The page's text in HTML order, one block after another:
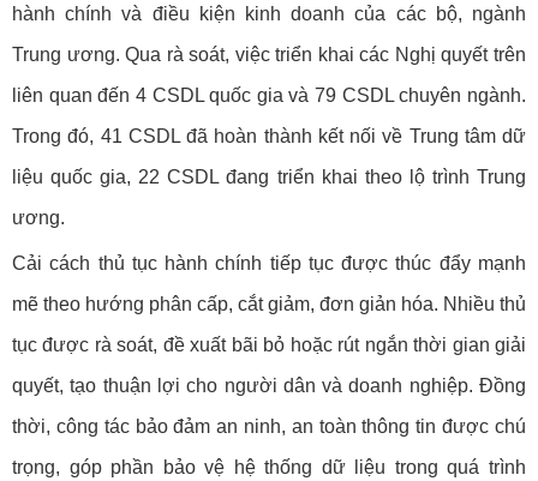
hành chính và điều kiện kinh doanh của các bộ, ngành
Trung ương. Qua rà soát, việc triển khai các Nghị quyết trên
liên quan đến 4 CSDL quốc gia và 79 CSDL chuyên ngành.
Trong đó, 41 CSDL đã hoàn thành kết nối về Trung tâm dữ
liệu quốc gia, 22 CSDL đang triển khai theo lộ trình Trung
ương.
Cải cách thủ tục hành chính tiếp tục được thúc đẩy mạnh
mẽ theo hướng phân cấp, cắt giảm, đơn giản hóa. Nhiều thủ
tục được rà soát, đề xuất bãi bỏ hoặc rút ngắn thời gian giải
quyết, tạo thuận lợi cho người dân và doanh nghiệp. Đồng
thời, công tác bảo đảm an ninh, an toàn thông tin được chú
trọng, góp phần bảo vệ hệ thống dữ liệu trong quá trình